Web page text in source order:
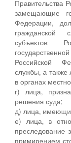
Правительства
замещающие
Федерации,
гражданской
субъектов
Российской
службы, а
в органах
г) лица,
решения суда;
д) лица,
е) лица, в
преследование
примирением